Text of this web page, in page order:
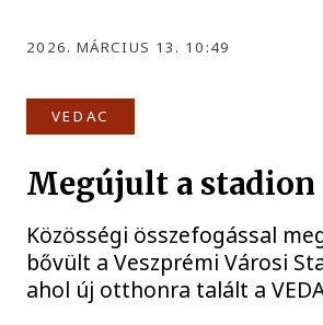
2026. MÁRCIUS 13. 10:49
VEDAC
Megújult a stadion
Közösségi összefogással
bővült a Veszprémi Városi
ahol új otthonra talált a